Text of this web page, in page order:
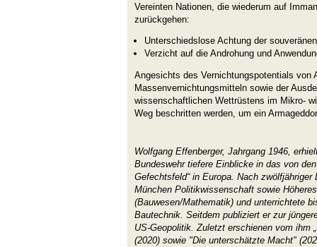
Vereinten Nationen, die wiederum auf
zurückgehen:
Unterschiedslose Achtung der
Verzicht auf die Androhung und
Angesichts des Vernichtungspotentials von
Massenvernichtungsmitteln sowie der
wissenschaftlichen Wettrüstens im Mikro-
Weg beschritten werden, um ein
Wolfgang Effenberger, Jahrgang 1946,
Bundeswehr tiefere Einblicke in das von
Gefechtsfeld“ in Europa. Nach
München Politikwissenschaft sowie
(Bauwesen/Mathematik) und unterrichtete
Bautechnik. Seitdem publiziert er zur
US-Geopolitik. Zuletzt erschienen vom ihm
(2020) sowie "Die unterschätzte Macht"